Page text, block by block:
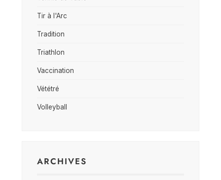
Tir à l'Arc
Tradition
Triathlon
Vaccination
Vététré
Volleyball
ARCHIVES